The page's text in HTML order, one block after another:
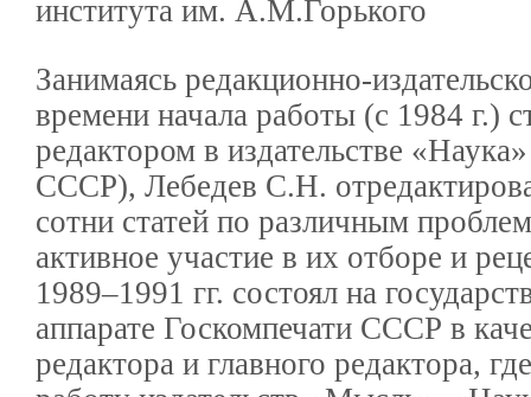
института им. А.М.Горького
Занимаясь редакционно-
времени начала работы (с 1984 г.)
редактором в издательстве
СССР), Лебедев С.Н.
сотни статей по различным
активное участие в их отборе и
1989–1991 гг. состоял на
аппарате Госкомпечати СССР в
редактора и главного редактора,